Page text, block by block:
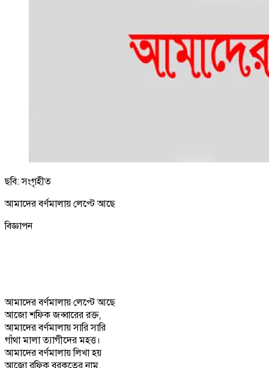
ছবি: সংগৃহীত
আমাদের বর্ণমালায় লেপ্টে আছে
বিজ্ঞাপন
আমাদের বর্ণমালায় লেপ্টে আছে
আজো শফিক জব্বারের রক্ত,
আমাদের বর্ণমালায় সারি সারি
গাঁথা মালা ত্যাগীদের মহত্ত।
আমাদের বর্ণমালায় লিখা হয়
আজো রফিক বরকতের নাম,